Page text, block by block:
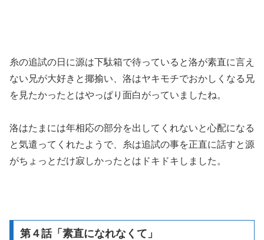
糸の追試の日に源は下駄箱で待っていると洛が素直に言え
ない兄が大好きと揶揄い、洛はヤキモチでおかしくなる兄
を見たかったとはやっぱり面白がっていましたね。
洛はたまには年相応の部分を出してくれないと心配になる
と気遣ってくれたようで、糸は追試の事を正直に話すと源
がちょっとだけ寂しかったとはドキドキしました。
第４話「素直になれなくて」